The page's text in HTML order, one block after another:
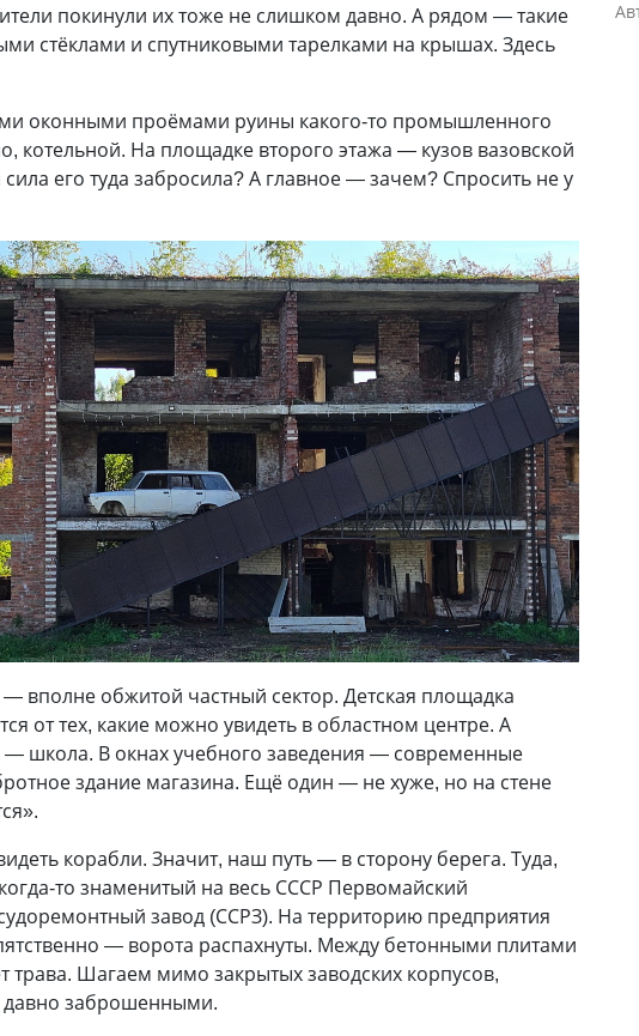
покинули их тоже не слишком давно. А рядом — такие
стёклами и спутниковыми тарелками на крышах. Здесь
оконными проёмами руины какого-то промышленного
котельной. На площадке второго этажа — кузов вазовской
сила его туда забросила? А главное — зачем? Спросить не у
вполне обжитой частный сектор. Детская площадка
от тех, какие можно увидеть в областном центре. А
школа. В окнах учебного заведения — современные
здание магазина. Ещё один — не хуже, но на стене
корабли. Значит, наш путь — в сторону берега. Туда,
то знаменитый на весь СССР Первомайский
завод (ССРЗ). На территорию предприятия
— ворота распахнуты. Между бетонными плитами
трава. Шагаем мимо закрытых заводских корпусов,
давно заброшенными.